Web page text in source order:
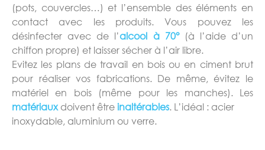
(pots, couvercles…) et l’ensemble des éléments en
contact avec les produits. Vous pouvez les
désinfecter avec de l’alcool à 70°(à l’aide d’un
chiffon propre) et laisser sécher à l’air libre.
Evitez les plans de travail en bois ou en ciment brut
pour réaliser vos fabrications. De même, évitez le
matériel en bois (même pour les manches). Les
matériaux doivent être inaltérables. L’idéal : acier
inoxydable, aluminium ou verre.